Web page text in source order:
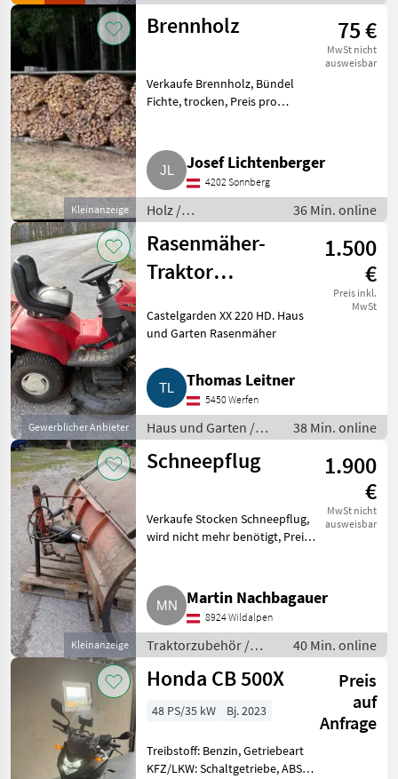
Motorfahrzeuge /
Motormäher/-fräsen
Kleinanzeige
Brennholz 75 €
MwSt nicht
ausweisbar
Verkaufe Brennholz, Bündel
Fichte, trocken, Preis pro
Wunsch gegen Aufpreis. Holz
Brennholz/Scheitholz
Josef Lichtenberger
4202 Sonnberg
Holz /
Brennholz/Scheitholz
36 Min. online
Gewerblicher Anbieter
Rasenmäher-
Traktor
220 HD
1.500
€
Preis inkl.
MwSt
Castelgarden XX 220 HD. Haus
und Garten Rasenmäher
Thomas Leitner
5450 Werfen
Haus und Garten /
Rasenmäher
38 Min. online
Kleinanzeige
Schneepflug
1.900
€
MwSt nicht
ausweisbar
Verkaufe Stocken Schneepflug,
wird nicht mehr benötigt, Preis
Martin Nachbagauer
8924 Wildalpen
Traktorzubehör /
Schneepflüge
40 Min. online
Honda CB 500X
Preis
auf
Anfrage
48 PS/35 kW Bj. 2023
Treibstoff: Benzin, Getriebeart
KFZ/LKW: Schaltgetriebe, ABS,